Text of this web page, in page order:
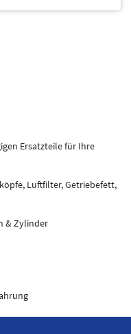
Ersatzteile für Ihre
Luftfilter, Getriebefett,
& Zylinder